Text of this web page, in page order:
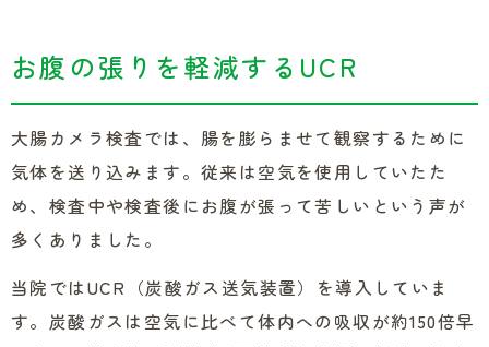
お腹の張りを軽減するUCR
大腸カメラ検査では、腸を膨らませて観察するために
気体を送り込みます。従来は空気を使用していたた
め、検査中や検査後にお腹が張って苦しいという声が
多くありました。
当院ではUCR（炭酸ガス送気装置）を導入していま
す。炭酸ガスは空気に比べて体内への吸収が約150倍早